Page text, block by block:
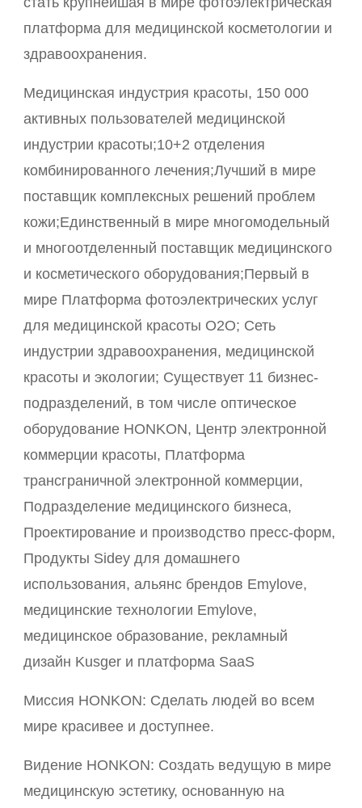
платформа для медицинской косметологии и
здравоохранения.
Медицинская индустрия красоты, 150 000
активных пользователей медицинской
индустрии красоты;10+2 отделения
комбинированного лечения;Лучший в мире
поставщик комплексных решений проблем
кожи;Единственный в мире многомодельный
и многоотделенный поставщик медицинского
и косметического оборудования;Первый в
мире Платформа фотоэлектрических услуг
для медицинской красоты O2O; Сеть
индустрии здравоохранения, медицинской
красоты и экологии; Существует 11 бизнес-
подразделений, в том числе оптическое
оборудование HONKON, Центр электронной
коммерции красоты, Платформа
трансграничной электронной коммерции,
Подразделение медицинского бизнеса,
Проектирование и производство пресс-форм,
Продукты Sidey для домашнего
использования, альянс брендов Emylove,
медицинские технологии Emylove,
медицинское образование, рекламный
дизайн Kusger и платформа SaaS
Миссия HONKON: Сделать людей во всем
мире красивее и доступнее.
Видение HONKON: Создать ведущую в мире
медицинскую эстетику, основанную на